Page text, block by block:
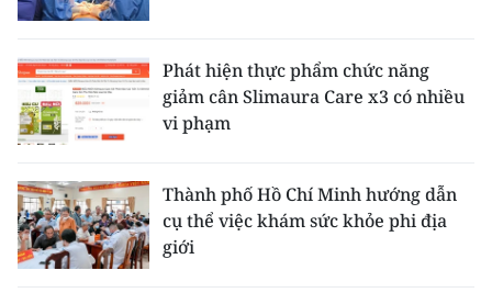
Phát hiện thực phẩm chức năng
giảm cân Slimaura Care x3 có nhiều
vi phạm
Thành phố Hồ Chí Minh hướng dẫn
cụ thể việc khám sức khỏe phi địa
giới